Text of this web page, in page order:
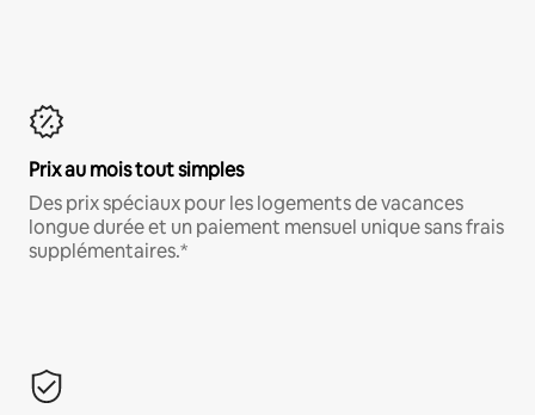
Prix au mois tout simples
Des prix spéciaux pour les logements de vacances
longue durée et un paiement mensuel unique sans frais
supplémentaires.*